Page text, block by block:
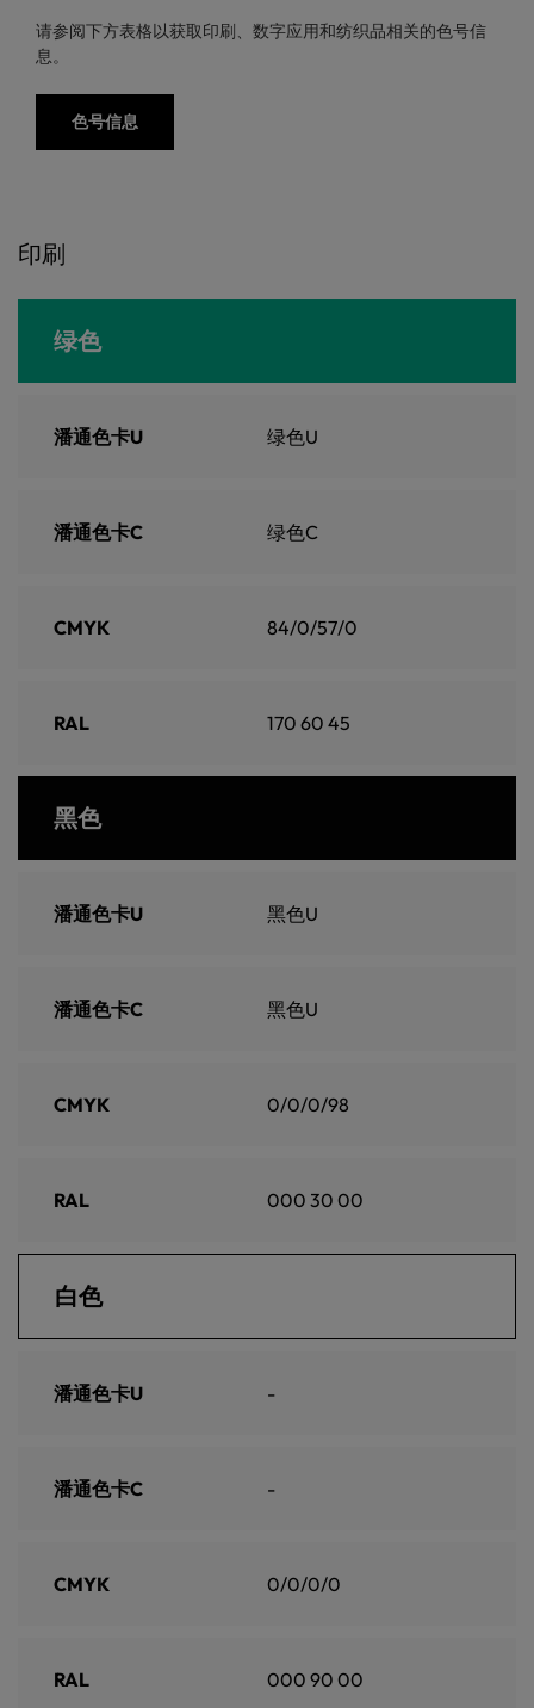
请参阅下方表格以获取印刷、数字应用和纺织品相关的色号信
息。
色号信息
印刷
绿色
潘通色卡U 绿色U
潘通色卡C 绿色C
CMYK 84/0/57/0
RAL 170 60 45
黑色
潘通色卡U 黑色U
潘通色卡C 黑色U
CMYK 0/0/0/98
RAL 000 30 00
白色
潘通色卡U -
潘通色卡C -
CMYK 0/0/0/0
RAL 000 90 00